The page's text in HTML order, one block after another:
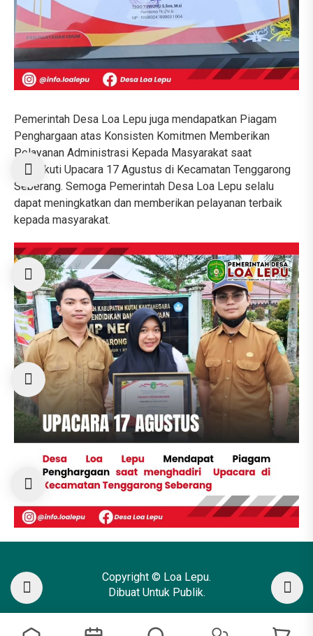
Pemerintah Desa Loa Lepu juga mendapatkan Piagam
Penghargaan atas Konsisten Komitmen Memberikan
Pelayanan Administrasi Kepada Masyarakat saat
mengikuti Upacara 17 Agustus di Kecamatan Tenggarong
Seberang. Semoga Pemerintah Desa Loa Lepu selalu
dapat meningkatkan dan memberikan pelayanan terbaik
kepada masyarakat.
Copyright © Loa Lepu.
Dibuat Untuk Publik.